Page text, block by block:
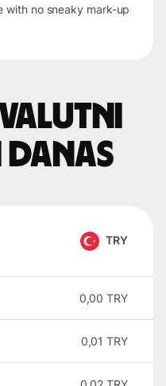
with no sneaky mark-up
valutni
TRY
0,00 TRY
0,01 TRY